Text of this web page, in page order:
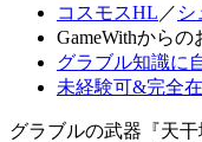
コスモスHL ／ シ
GameWithからの
グラブル知識に
未経験可&完全
グラブルの武器『天